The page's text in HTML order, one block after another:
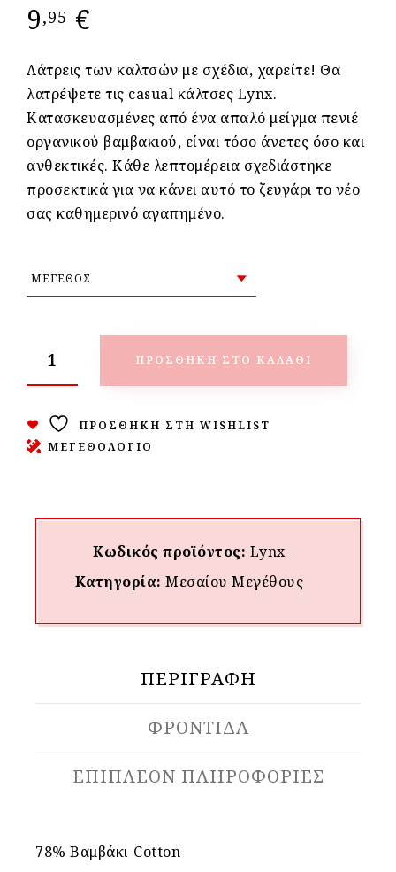
9,95 €
Λάτρεις των καλτσών με σχέδια, χαρείτε! Θα
λατρέψετε τις casual κάλτσες Lynx.
Κατασκευασμένες από ένα απαλό μείγμα πενιέ
οργανικού βαμβακιού, είναι τόσο άνετες όσο και
ανθεκτικές. Κάθε λεπτομέρεια σχεδιάστηκε
προσεκτικά για να κάνει αυτό το ζευγάρι το νέο
σας καθημερινό αγαπημένο.
ΠΡΟΣΘΉΚΗ ΣΤΟ ΚΑΛΆΘΙ
ΠΡΟΣΘΉΚΗ ΣΤΗ WISHLIST
ΜΕΓΕΘΟΛΟΓΙΟ
Κωδικός προϊόντος: Lynx
Κατηγορία:Μεσαίου Mεγέθους
ΠΕΡΙΓΡΑΦΉ
ΦΡΟΝΤΙΔΑ
ΕΠΙΠΛΈΟΝ ΠΛΗΡΟΦΟΡΊΕΣ
78% Βαμβάκι-Cotton